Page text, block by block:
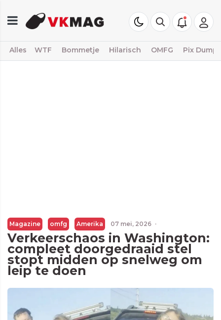
Alles WTF Bommetje Hilarisch OMFG Pix Dump
Magazine omfg Amerika 07 mei, 2026 ·
Verkeerschaos in Washington:
compleet doorgedraaid stel
stopt midden op snelweg om
leip te doen